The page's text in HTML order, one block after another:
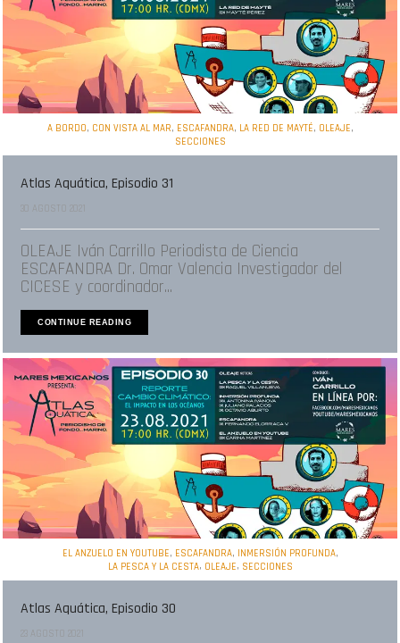
A BORDO, CON VISTA AL MAR, ESCAFANDRA, LA RED DE MAYTÉ, OLEAJE,
SECCIONES
Atlas Aquática, Episodio 31
30 AGOSTO 2021
OLEAJE Iván Carrillo Periodista de Ciencia
ESCAFANDRA Dr. Omar Valencia Investigador del
CICESE y coordinador...
CONTINUE READING
EL ANZUELO EN YOUTUBE, ESCAFANDRA, INMERSIÓN PROFUNDA,
LA PESCA Y LA CESTA, OLEAJE, SECCIONES
Atlas Aquática, Episodio 30
23 AGOSTO 2021